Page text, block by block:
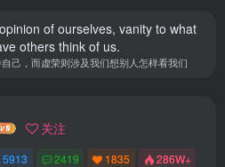
of ourselves, vanity to what
others think of us.
己，而虚荣则涉及我们想别人怎样看我们
关注
5913 2419 1835 286W+